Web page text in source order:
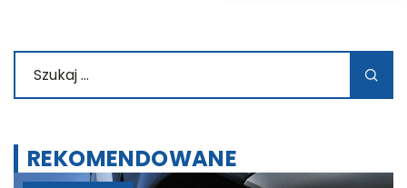
REKOMENDOWANE